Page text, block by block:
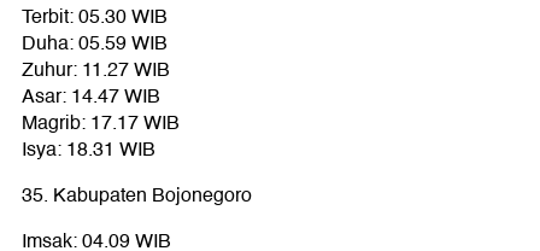
Terbit: 05.30 WIB
Duha: 05.59 WIB
Zuhur: 11.27 WIB
Asar: 14.47 WIB
Magrib: 17.17 WIB
Isya: 18.31 WIB
35. Kabupaten Bojonegoro
Imsak: 04.09 WIB